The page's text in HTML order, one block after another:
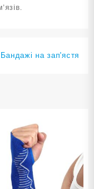
Бандажі на зап'ястя